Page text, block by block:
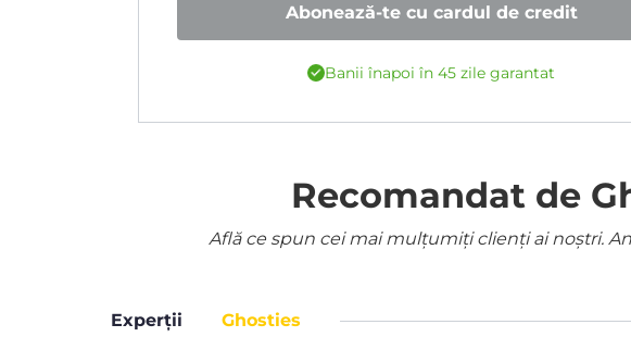
Abonează-te cu cardul de credit
Banii înapoi în 45 zile garantat
Recomandat de
Află ce spun cei mai mulțumiți clienți ai noștri.
Experții Ghosties